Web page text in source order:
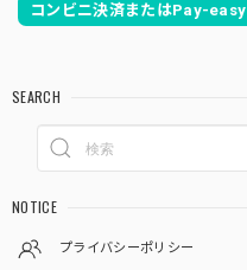
コンビニ決済またはPay-easy
SEARCH
NOTICE
プライバシーポリシー